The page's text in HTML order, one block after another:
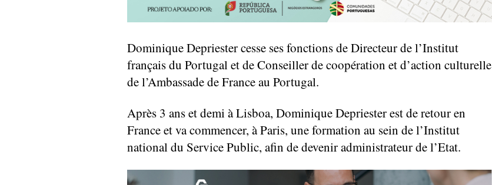
Dominique Depriester cesse ses fonctions de Directeur de l’Institut
français du Portugal et de Conseiller de coopération et d’action culturelle
de l’Ambassade de France au Portugal.
Après 3 ans et demi à Lisboa, Dominique Depriester est de retour en
France et va commencer, à Paris, une formation au sein de l’Institut
national du Service Public, afin de devenir administrateur de l’Etat.